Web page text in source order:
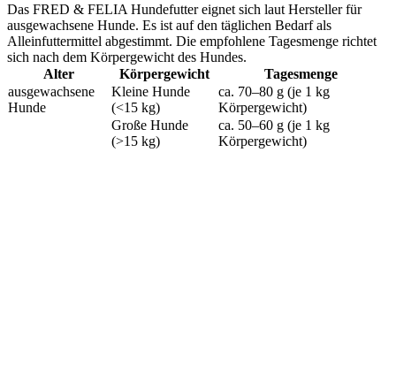
Das FRED & FELIA Hundefutter eignet sich laut Hersteller für
ausgewachsene Hunde. Es ist auf den täglichen Bedarf als
Alleinfuttermittel abgestimmt. Die empfohlene Tagesmenge richtet
sich nach dem Körpergewicht des Hundes.
Alter
Körpergewicht
Tagesmenge
ausgewachsene
Hunde
Kleine Hunde
(<15 kg)
ca. 70–80 g (je 1 kg
Körpergewicht)
Große Hunde
(>15 kg)
ca. 50–60 g (je 1 kg
Körpergewicht)